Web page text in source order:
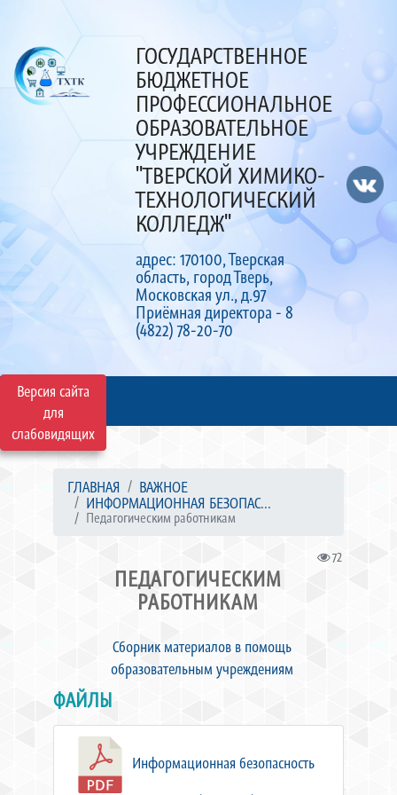
Версия сайта
для
слабовидящих
ГОСУДАРСТВЕННОЕ
БЮДЖЕТНОЕ
ПРОФЕССИОНАЛЬНОЕ
ОБРАЗОВАТЕЛЬНОЕ
УЧРЕЖДЕНИЕ
"ТВЕРСКОЙ ХИМИКО-
ТЕХНОЛОГИЧЕСКИЙ
КОЛЛЕДЖ"
адрес: 170100, Тверская
область, город Тверь,
Московская ул., д.97
Приёмная директора - 8
(4822) 78-20-70
ГЛАВНАЯ
ВАЖНОЕ
ИНФОРМАЦИОННАЯ БЕЗОПАС...
Педагогическим работникам
72
ПЕДАГОГИЧЕСКИМ
РАБОТНИКАМ
Сборник материалов в помощь
образовательным учреждениям
ФАЙЛЫ
Информационная безопасность